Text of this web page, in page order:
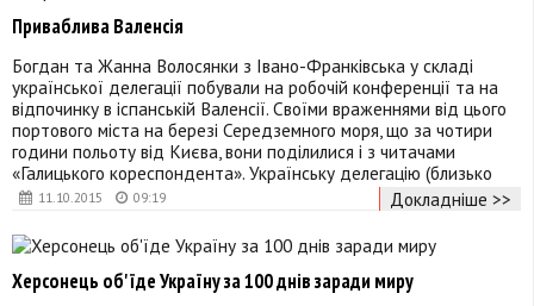
11.10.2015 09:19
Приваблива Валенсія
Богдан та Жанна Волосянки з Івано-Франківська у складі
української делегації побували на робочій конференції та на
відпочинку в іспанській Валенсії. Своїми враженнями від цього
портового міста на березі Середземного моря, що за чотири
години польоту від Києва, вони поділилися і з читачами
«Галицького кореспондента». Українську делегацію (близько
Докладніше >>
Херсонець об'їде Україну за 100 днів заради миру